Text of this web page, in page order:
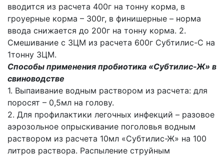
вводится из расчета 400г на тонну корма, в
гроуерные корма – 300г, в финишерные – норма
ввода снижается до 200г на тонну корма. 2.
Смешивание с ЗЦМ из расчета 600г Субтилис-С на
1тонну ЗЦМ.
Способы применения пробиотика «Субтилис-Ж» в
свиноводстве
1. Выпаивание водным раствором из расчета: для
поросят – 0,5мл на голову.
2. Для профилактики легочных инфекций – разовое
аэрозольное опрыскивание поголовья водным
раствором из расчета 10мл «Субтилис-Ж» на 100
литров раствора. Распыление струйным